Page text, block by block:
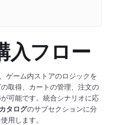
入フロー
ゲーム内ストアのロジックを
取得、カートの管理、注文の
可能です。統合シナリオに応
カタログのサブセクションに分
用します。